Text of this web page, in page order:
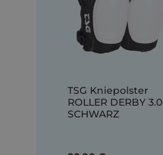
TSG Kniepolster
ROLLER DERBY 3.0
SCHWARZ